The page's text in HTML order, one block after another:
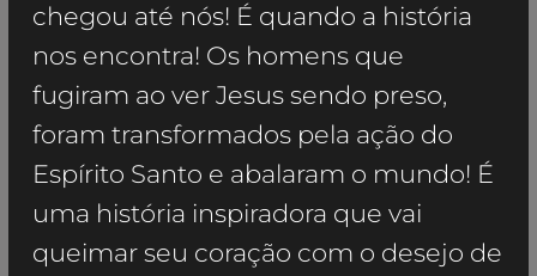
chegou até nós! É quando a história
nos encontra! Os homens que
fugiram ao ver Jesus sendo preso,
foram transformados pela ação do
Espírito Santo e abalaram o mundo! É
uma história inspiradora que vai
queimar seu coração com o desejo de